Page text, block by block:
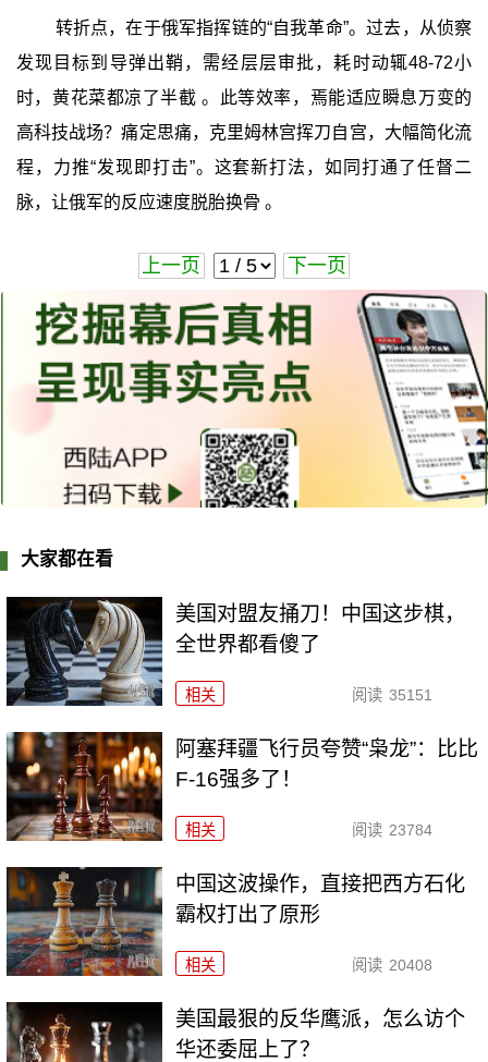
转折点，在于俄军指挥链的“自我革命”。过去，从侦察
发现目标到导弹出鞘，需经层层审批，耗时动辄48-72小
时，黄花菜都凉了半截 。此等效率，焉能适应瞬息万变的
高科技战场？痛定思痛，克里姆林宫挥刀自宫，大幅简化流
程，力推“发现即打击”。这套新打法，如同打通了任督二
脉，让俄军的反应速度脱胎换骨 。
上一页 下一页
大家都在看
美国对盟友捅刀！中国这步棋，
全世界都看傻了
相关 阅读 35151
阿塞拜疆飞行员夸赞“枭龙”：比比
F-16强多了！
相关 阅读 23784
中国这波操作，直接把西方石化
霸权打出了原形
相关 阅读 20408
美国最狠的反华鹰派，怎么访个
华还委屈上了？